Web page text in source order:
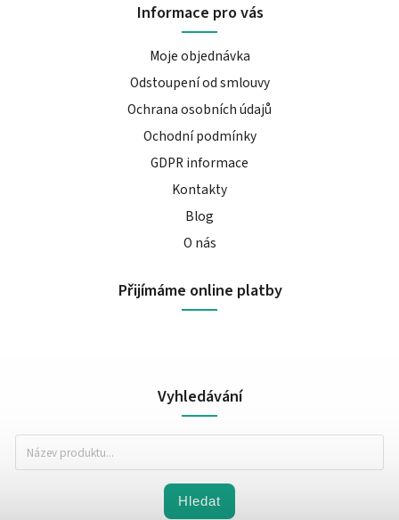
Informace pro vás
Moje objednávka
Odstoupení od smlouvy
Ochrana osobních údajů
Ochodní podmínky
GDPR informace
Kontakty
Blog
O nás
Přijímáme online platby
Vyhledávání
Hledat